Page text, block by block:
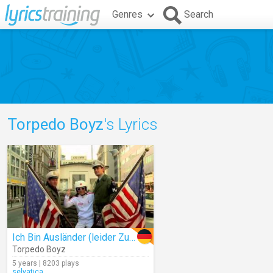
Genres Search
Torpedo Boyz's Lyrics
Ich Bin Ausländer (leider Zum Glück)
Torpedo Boyz
5 years | 8203 plays